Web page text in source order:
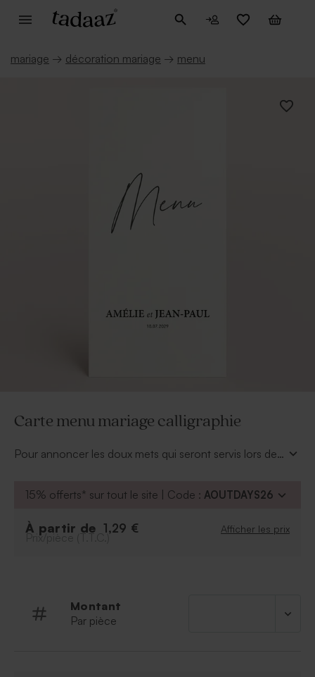
mariage → décoration mariage → menu
Carte menu mariage calligraphie
Pour annoncer les doux mets qui seront servis lors de
finesse de son design donneront le ton pour votre
Personnalisez l'ensemble de votre menu mariage via
15% offerts* sur tout le site | Code : AOUTDAYS26
À partir de 1,29 € Afficher les prix
Prix/pièce (T.T.C.)
Montant
Par pièce